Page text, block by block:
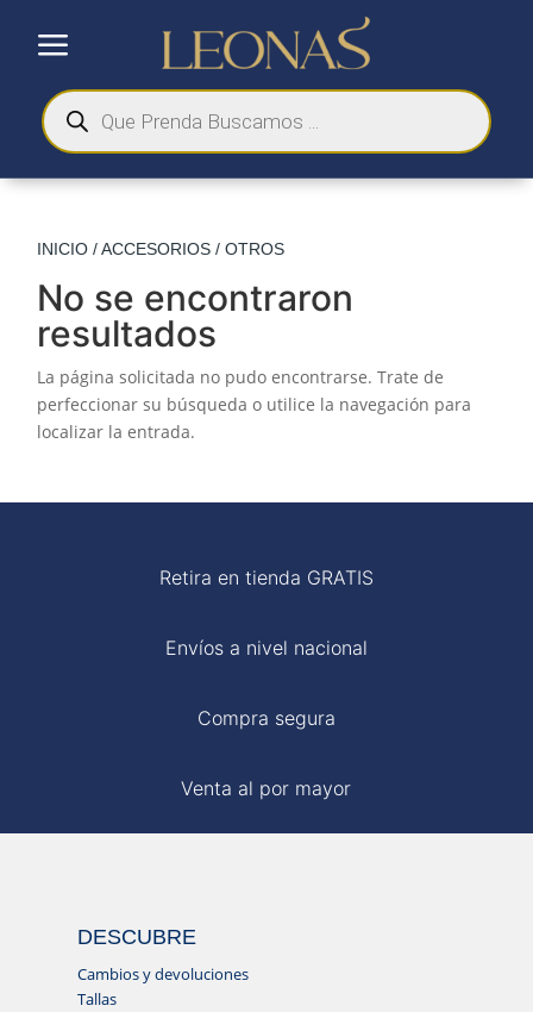
a
Búsqueda
de
productos
INICIO /ACCESORIOS / OTROS
No se encontraron
resultados
La página solicitada no pudo encontrarse. Trate de
perfeccionar su búsqueda o utilice la navegación para
localizar la entrada.
Retira en tienda GRATIS
Envíos a nivel nacional
Compra segura
Venta al por mayor
DESCUBRE
Cambios y devoluciones
Tallas